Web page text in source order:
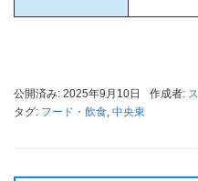
公開済み: 2025年9月10日 作成者:
タグ: フード・飲食 中央東